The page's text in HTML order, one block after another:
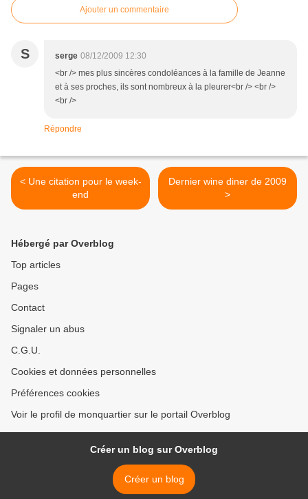
Ajouter un commentaire
S serge 08/12/2009 12:30
<br /> mes plus sincères condoléances à la famille de Jeanne
et à ses proches, ils sont nombreux à la pleurer<br /> <br />
<br />
Répondre
< Une citation pour le week-
end
Dernier wine diner de 2009
>
Hébergé par Overblog
Top articles
Pages
Contact
Signaler un abus
C.G.U.
Cookies et données personnelles
Préférences cookies
Voir le profil de monquartier sur le portail Overblog
Créer un blog sur Overblog
Créer un blog